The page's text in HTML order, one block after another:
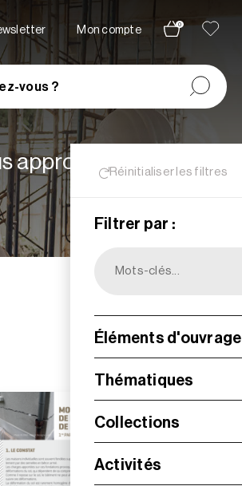
Mon compte
0
vous ?
Réinitialiser les filtres
Filtrer par :
Éléments d'ouvrage
Thématiques
Collections
Activités
appropriées à vos